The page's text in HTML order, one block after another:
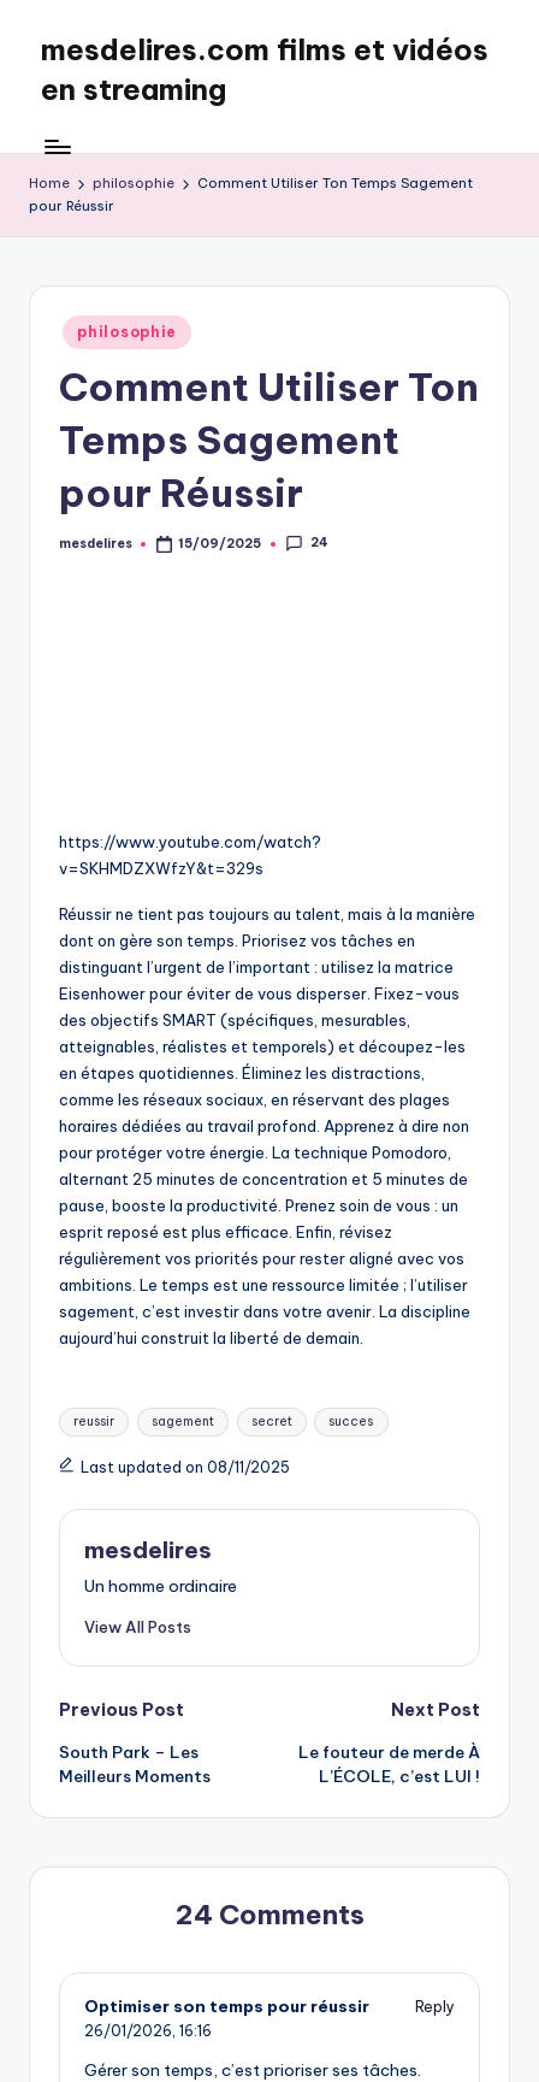
content
mesdelires.com films et vidéos
en streaming
:
film
et
video
en
français
Home philosophie
Comment Utiliser Ton Temps Sagement
pour Réussir
Posted
in
philosophie
Comment Utiliser Ton
Temps Sagement
pour Réussir
Posted
mesdelires 15/09/2025 24
https://www.youtube.com/watch?
v=SKHMDZXWfzY&t=329s
Réussir ne tient pas toujours au talent, mais à la manière
dont on gère son temps. Priorisez vos tâches en
distinguant l’urgent de l’important : utilisez la matrice
Eisenhower pour éviter de vous disperser. Fixez-vous
des objectifs SMART (spécifiques, mesurables,
atteignables, réalistes et temporels) et découpez-les
en étapes quotidiennes. Éliminez les distractions,
comme les réseaux sociaux, en réservant des plages
horaires dédiées au travail profond. Apprenez à dire non
pour protéger votre énergie. La technique Pomodoro,
alternant 25 minutes de concentration et 5 minutes de
pause, booste la productivité. Prenez soin de vous : un
esprit reposé est plus efficace. Enfin, révisez
régulièrement vos priorités pour rester aligné avec vos
ambitions. Le temps est une ressource limitée ; l’utiliser
sagement, c’est investir dans votre avenir. La discipline
aujourd’hui construit la liberté de demain.
Tags:
reussir sagement secret succes
Last updated on 08/11/2025
mesdelires
Un homme ordinaire
View All Posts
Post
navigation
Previous Post
South Park – Les
Meilleurs Moments
Next Post
Le fouteur de merde À
L’ÉCOLE, c’est LUI !
24 Comments
Optimiser son temps pour réussir
Reply
26/01/2026, 16:16
Gérer son temps, c’est prioriser ses tâches.